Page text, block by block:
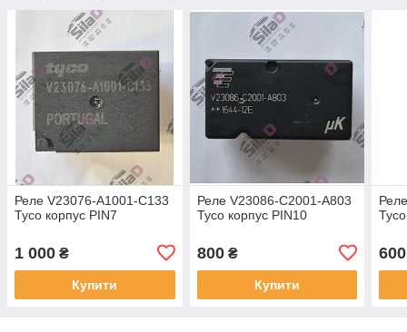
Реле V23076-A1001-C133
Tyco корпус PIN7
1 000 ₴
Купити
Реле V23086-C2001-A803
Tyco корпус PIN10
800₴
Купити
600